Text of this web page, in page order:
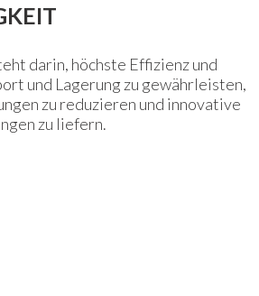
darin, höchste Effizienz und
und Lagerung zu gewährleisten,
zu reduzieren und innovative
zu liefern.